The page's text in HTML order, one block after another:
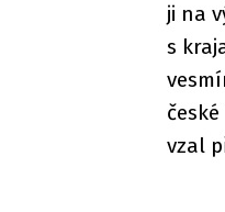
ji na
s
vzal